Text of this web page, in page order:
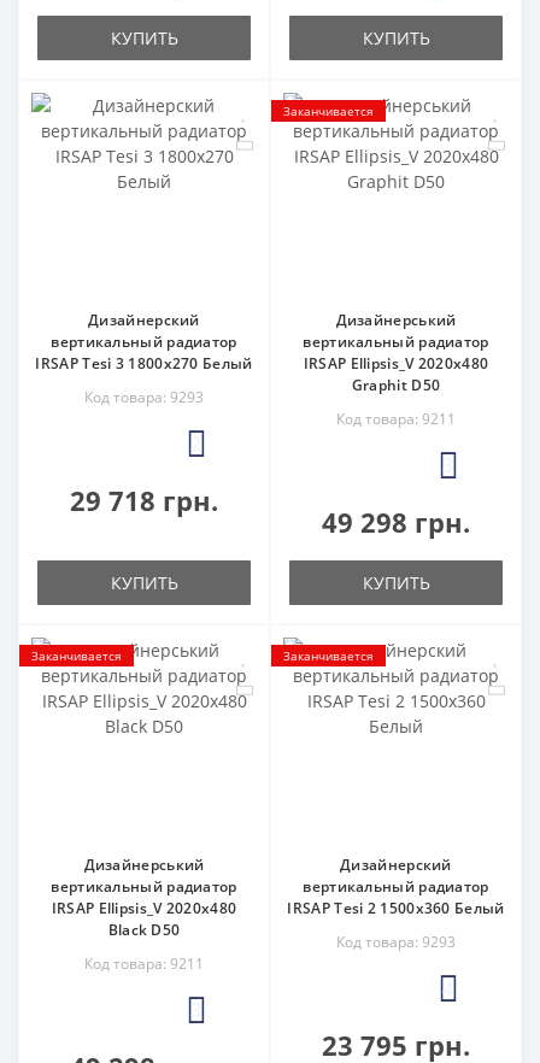
КУПИТЬ КУПИТЬ
Дизайнерский
вертикальный радиатор
IRSAP Tesi 3 1800x270 Белый
Код товара: 9293
29 718 грн.
КУПИТЬ
Заканчивается
Дизайнерський
вертикальный радиатор
IRSAP Ellipsis_V 2020x480
Graphit D50
Код товара: 9211
3
49 298 грн.
КУПИТЬ
Заканчивается
Дизайнерський
вертикальный радиатор
IRSAP Ellipsis_V 2020x480
Black D50
Код товара: 9211
3
Заканчивается
Дизайнерский
вертикальный радиатор
IRSAP Tesi 2 1500x360 Белый
Код товара: 9293
4
23 795 грн.